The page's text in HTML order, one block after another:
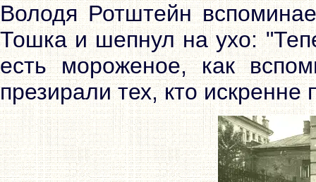
Володя Ротштейн
Тошка и шепнул на ухо:
есть мороженое, как
презирали тех, кто искренне